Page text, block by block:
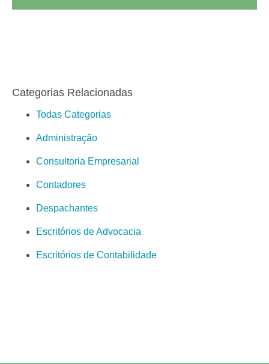
Categorias Relacionadas
Todas Categorias
Administração
Consultoria Empresarial
Contadores
Despachantes
Escritórios de Advocacia
Escritórios de Contabilidade